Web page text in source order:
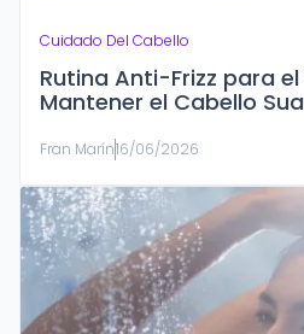
Cuidado Del Cabello
Rutina Anti-Frizz para
Mantener el Cabello
Fran Marín16/06/2026